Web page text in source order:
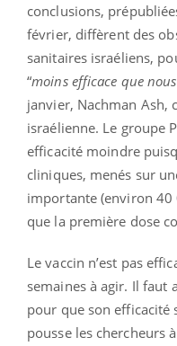
conclusions,
février, diffèrent des
sanitaires israéliens,
“moins efficace que
janvier, Nachman Ash,
israélienne. Le groupe
efficacité moindre
cliniques, menés sur
importante (environ 40
que la première dose
Le vaccin n’est pas
semaines à agir. Il faut
pour que son efficacité
pousse les chercheurs